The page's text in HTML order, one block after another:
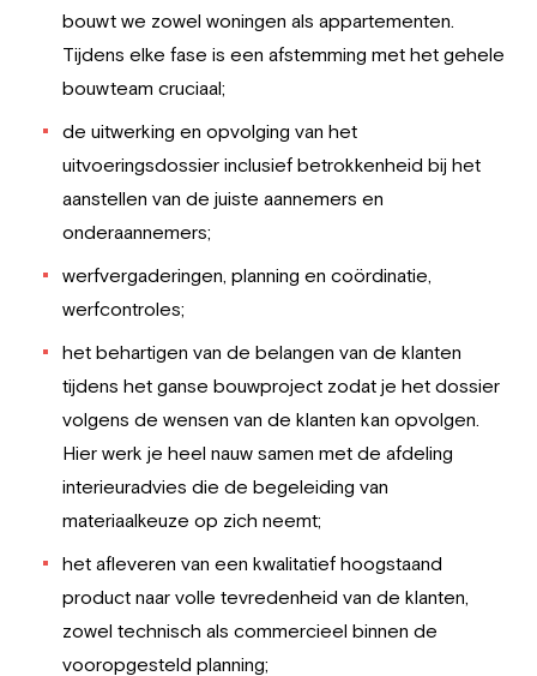
bouwt we zowel woningen als appartementen.
Tijdens elke fase is een afstemming met het gehele
bouwteam cruciaal;
de uitwerking en opvolging van het
uitvoeringsdossier inclusief betrokkenheid bij het
aanstellen van de juiste aannemers en
onderaannemers;
werfvergaderingen, planning en coördinatie,
werfcontroles;
het behartigen van de belangen van de klanten
tijdens het ganse bouwproject zodat je het dossier
volgens de wensen van de klanten kan opvolgen.
Hier werk je heel nauw samen met de afdeling
interieuradvies die de begeleiding van
materiaalkeuze op zich neemt;
het afleveren van een kwalitatief hoogstaand
product naar volle tevredenheid van de klanten,
zowel technisch als commercieel binnen de
vooropgesteld planning;